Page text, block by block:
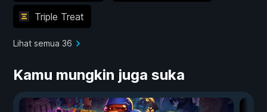
Triple Treat
Lihat semua 36
Kamu mungkin juga suka